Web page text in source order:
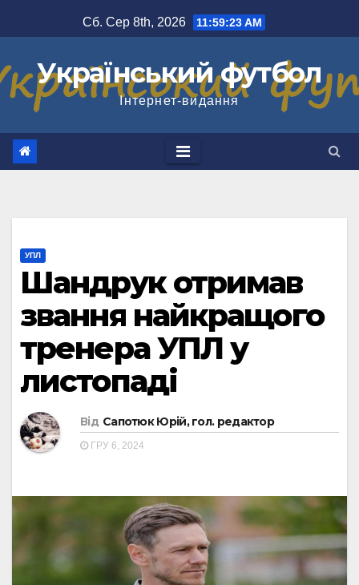
до
Сб. Сер 8th, 2026 11:59:23 AM
Український футбол
Інтернет-видання
УПЛ
Шандрук отримав
звання найкращого
тренера УПЛ у
листопаді
Від Сапотюк Юрій, гол. редактор
ГРУ 6, 2024